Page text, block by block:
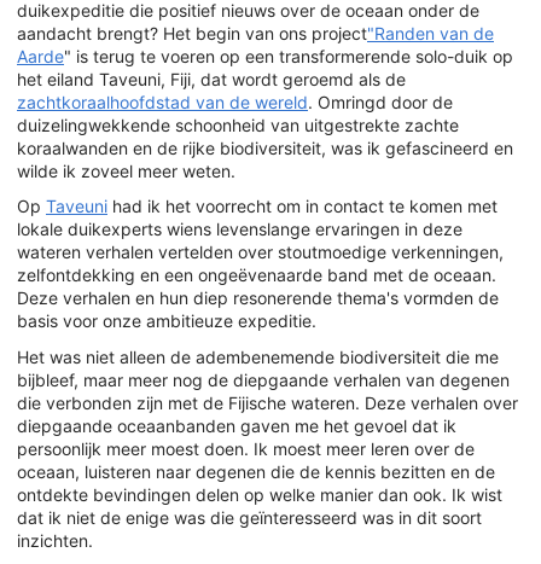
duikexpeditie die positief nieuws over de oceaan onder de
aandacht brengt? Het begin van ons project"Randen van de
Aarde" is terug te voeren op een transformerende solo-duik op
het eiland Taveuni, Fiji, dat wordt geroemd als de
zachtkoraalhoofdstad van de wereld. Omringd door de
duizelingwekkende schoonheid van uitgestrekte zachte
koraalwanden en de rijke biodiversiteit, was ik gefascineerd en
wilde ik zoveel meer weten.
Op Taveuni had ik het voorrecht om in contact te komen met
lokale duikexperts wiens levenslange ervaringen in deze
wateren verhalen vertelden over stoutmoedige verkenningen,
zelfontdekking en een ongeëvenaarde band met de oceaan.
Deze verhalen en hun diep resonerende thema's vormden de
basis voor onze ambitieuze expeditie.
Het was niet alleen de adembenemende biodiversiteit die me
bijbleef, maar meer nog de diepgaande verhalen van degenen
die verbonden zijn met de Fijische wateren. Deze verhalen over
diepgaande oceaanbanden gaven me het gevoel dat ik
persoonlijk meer moest doen. Ik moest meer leren over de
oceaan, luisteren naar degenen die de kennis bezitten en de
ontdekte bevindingen delen op welke manier dan ook. Ik wist
dat ik niet de enige was die geïnteresseerd was in dit soort
inzichten.